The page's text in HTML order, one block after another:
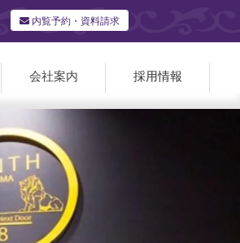
内覧予約・資料請求
会社案内 採用情報